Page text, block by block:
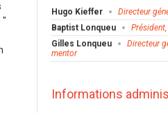
Hugo Kieffer
Directeur
Baptist Lonqueu
Gilles Lonqueu
Directeur
mentor
Informations
"